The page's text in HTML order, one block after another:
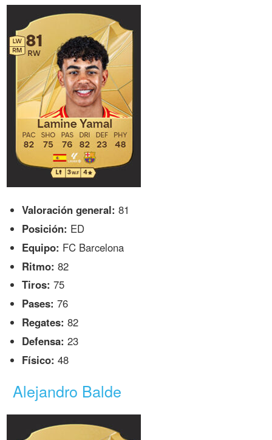
Valoración general: 81
Posición: ED
Equipo: FC Barcelona
Ritmo: 82
Tiros: 75
Pases: 76
Regates: 82
Defensa: 23
Físico: 48
Alejandro Balde